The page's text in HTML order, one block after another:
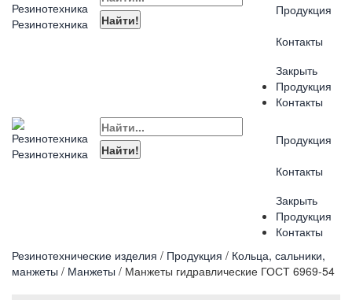
Резинотехника
Продукция
Контакты
Закрыть
Продукция
Контакты
Резинотехника
Продукция
Контакты
Закрыть
Продукция
Контакты
Резинотехнические изделия / Продукция / Кольца, сальники,
манжеты / Манжеты / Манжеты гидравлические ГОСТ 6969-54